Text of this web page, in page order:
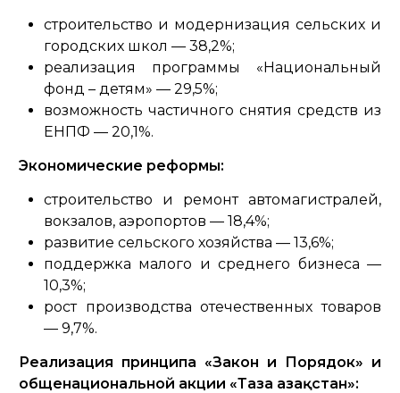
строительство и модернизация сельских и
городских школ — 38,2%;
реализация программы «Национальный
фонд – детям» — 29,5%;
возможность частичного снятия средств из
ЕНПФ — 20,1%.
Экономические реформы:
строительство и ремонт автомагистралей,
вокзалов, аэропортов — 18,4%;
развитие сельского хозяйства — 13,6%;
поддержка малого и среднего бизнеса —
10,3%;
рост производства отечественных товаров
— 9,7%.
Реализация принципа «Закон и Порядок» и
общенациональной акции «Таза Қазақстан»: